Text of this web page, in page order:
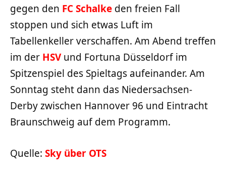
gegen den FC Schalke den freien Fall
stoppen und sich etwas Luft im
Tabellenkeller verschaffen. Am Abend treffen
im der HSVund Fortuna Düsseldorf im
Spitzenspiel des Spieltags aufeinander. Am
Sonntag steht dann das Niedersachsen-
Derby zwischen Hannover 96 und Eintracht
Braunschweig auf dem Programm.
Quelle: Sky über OTS